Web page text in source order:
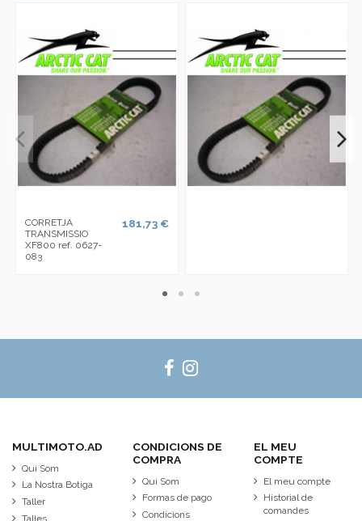
CORRETJA
TRANSMISSIO
XF800 ref. 0627-
083
181,73 €
MULTIMOTO.AD
Qui Som
La Nostra Botiga
Taller
Talles
CONDICIONS DE
COMPRA
Qui Som
Formas de pago
Condicions
EL MEU
COMPTE
El meu compte
Historial de
comandes